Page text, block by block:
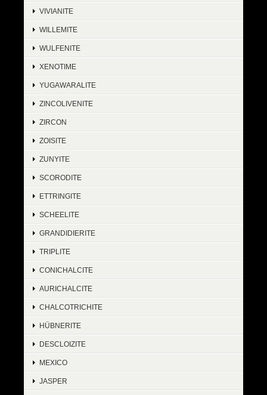
VIVIANITE
WILLEMITE
WULFENITE
XENOTIME
YUGAWARALITE
ZINCOLIVENITE
ZIRCON
ZOISITE
ZUNYITE
SCORODITE
ETTRINGITE
SCHEELITE
GRANDIDIERITE
TRIPLITE
CONICHALCITE
AURICHALCITE
CHALCOTRICHITE
HÜBNERITE
DESCLOIZITE
MEXICO
JASPER